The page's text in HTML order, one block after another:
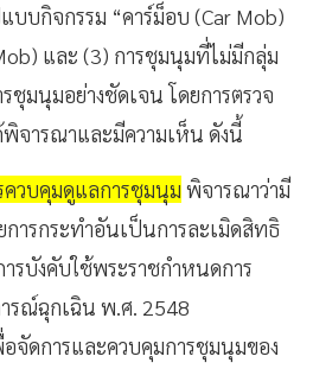
บกิจกรรม “คาร์ม็อบ (Car Mob)
และ (3) การชุมนุมที่ไม่มีกลุ่ม
มนุมอย่างชัดเจน โดยการตรวจ
จารณาและมีความเห็น ดังนี้
ควบคุมดูแลการชุมนุม พิจารณาว่ามี
การกระทำอันเป็นการละเมิดสิทธิ
บังคับใช้พระราชกำหนดการ
รณ์ฉุกเฉิน พ.ศ. 2548
จัดการและควบคุมการชุมนุมของ